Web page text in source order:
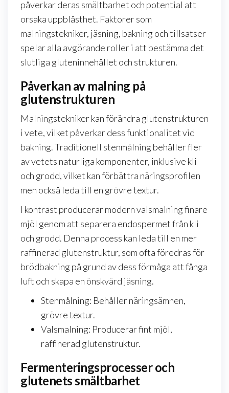
påverkar deras smältbarhet och potential att
orsaka uppblåsthet. Faktorer som
malningstekniker, jäsning, bakning och tillsatser
spelar alla avgörande roller i att bestämma det
slutliga gluteninnehållet och strukturen.
Påverkan av malning på
glutenstrukturen
Malningstekniker kan förändra glutenstrukturen
i vete, vilket påverkar dess funktionalitet vid
bakning. Traditionell stenmålning behåller fler
av vetets naturliga komponenter, inklusive kli
och grodd, vilket kan förbättra näringsprofilen
men också leda till en grövre textur.
I kontrast producerar modern valsmalning finare
mjöl genom att separera endospermet från kli
och grodd. Denna process kan leda till en mer
raffinerad glutenstruktur, som ofta föredras för
brödbakning på grund av dess förmåga att fånga
luft och skapa en önskvärd jäsning.
Stenmålning: Behåller näringsämnen,
grövre textur.
Valsmalning: Producerar fint mjöl,
raffinerad glutenstruktur.
Fermenteringsprocesser och
glutenets smältbarhet